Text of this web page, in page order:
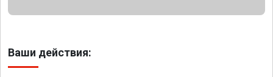
Ваши действия: